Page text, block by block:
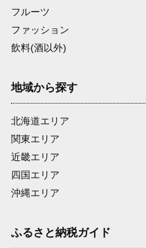
フルーツ
ファッション
飲料(酒以外)
地域から探す
北海道エリア
関東エリア
近畿エリア
四国エリア
沖縄エリア
ふるさと納税ガイド